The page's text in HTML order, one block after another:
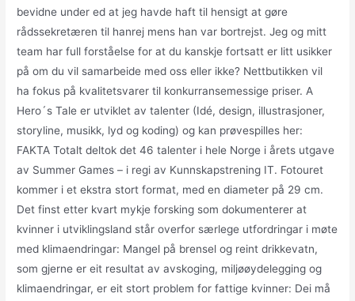
bevidne under ed at jeg havde haft til hensigt at gøre
rådssekretæren til hanrej mens han var bortrejst. Jeg og mitt
team har full forståelse for at du kanskje fortsatt er litt usikker
på om du vil samarbeide med oss eller ikke? Nettbutikken vil
ha fokus på kvalitetsvarer til konkurransemessige priser. A
Hero´s Tale er utviklet av talenter (Idé, design, illustrasjoner,
storyline, musikk, lyd og koding) og kan prøvespilles her:
FAKTA Totalt deltok det 46 talenter i hele Norge i årets utgave
av Summer Games – i regi av Kunnskapstrening IT. Fotouret
kommer i et ekstra stort format, med en diameter på 29 cm.
Det finst etter kvart mykje forsking som dokumenterer at
kvinner i utviklingsland står overfor særlege utfordringar i møte
med klimaendringar: Mangel på brensel og reint drikkevatn,
som gjerne er eit resultat av avskoging, miljøøydelegging og
klimaendringar, er eit stort problem for fattige kvinner: Dei må